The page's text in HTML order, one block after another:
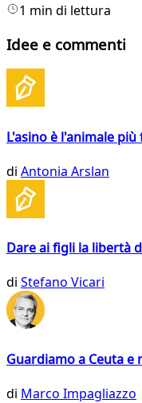
1 min di lettura
Idee e commenti
L'asino è l'animale
di Antonia Arslan
Dare ai figli la libertà
di Stefano Vicari
Guardiamo a Ceuta
di Marco Impagliazzo